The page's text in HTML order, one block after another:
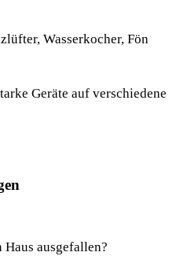
Wasserkocher, Fön
Geräte auf verschiedene
ausgefallen?